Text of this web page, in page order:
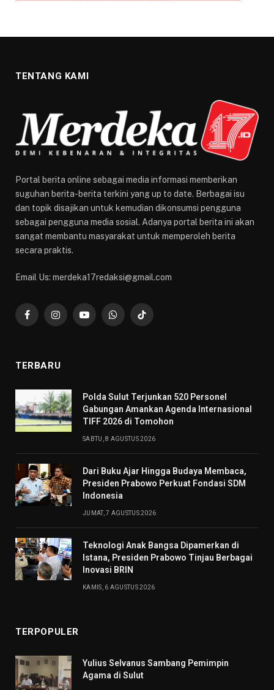
TENTANG KAMI
Portal berita online sebagai media informasi memberikan
suguhan berita-berita terkini yang up to date. Berbagai isu
dan topik disajikan untuk kemudian dikonsumsi pengguna
sebagai pengguna media sosial. Adanya portal berita ini akan
sangat membantu masyarakat untuk memperoleh berita
secara praktis.
Email Us: merdeka17redaksi@gmail.com
FacebookInstagramYouTubeWhatsAppTikTok
TERBARU
​Polda Sulut Terjunkan 520 Personel
Gabungan Amankan Agenda Internasional
TIFF 2026 di Tomohon
SABTU, 8 AGUSTUS 2026
Dari Buku Ajar Hingga Budaya Membaca,
Presiden Prabowo Perkuat Fondasi SDM
Indonesia
JUMAT, 7 AGUSTUS 2026
Teknologi Anak Bangsa Dipamerkan di
Istana, Presiden Prabowo Tinjau Berbagai
Inovasi BRIN
KAMIS, 6 AGUSTUS 2026
TERPOPULER
Yulius Selvanus Sambang Pemimpin
Agama di Sulut